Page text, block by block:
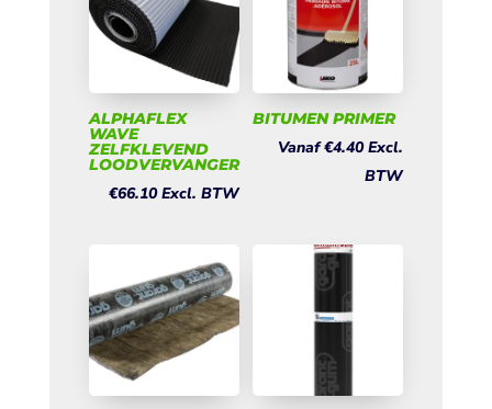
ALPHAFLEX
WAVE
ZELFKLEVEND
LOODVERVANGER
€66.10 Excl. BTW
BITUMEN PRIMER
Vanaf€4.40 Excl.
BTW